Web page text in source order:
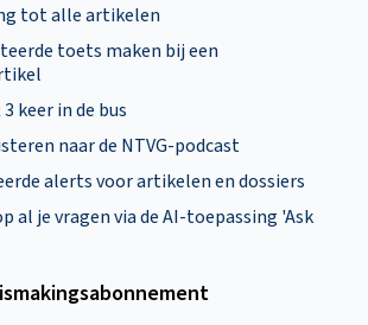
tot alle artikelen
toets maken bij een
keer in de bus
naar de NTVG-podcast
alerts voor artikelen en dossiers
al je vragen via de AI-toepassing 'Ask